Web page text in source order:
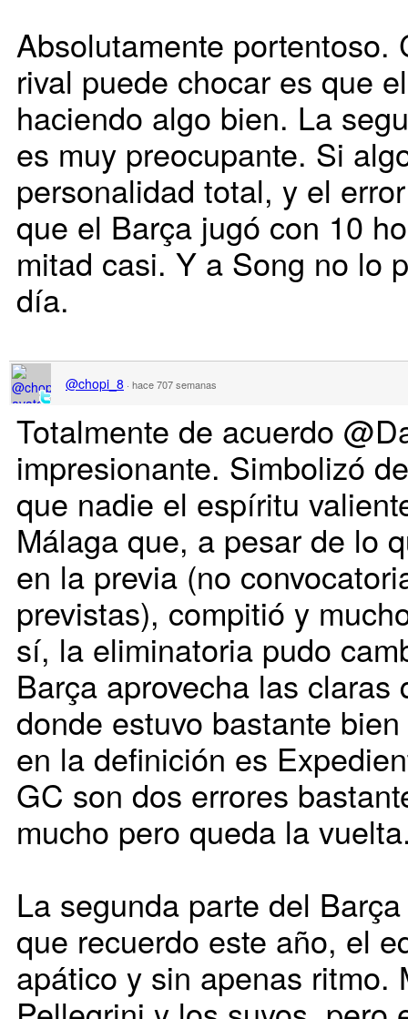
Absolutamente portentoso.
rival puede chocar es que
haciendo algo bien. La
es muy preocupante. Si
personalidad total, y el
que el Barça jugó con 10
mitad casi. Y a Song no lo
día.
@chopi_8 · hace 707 semanas
Totalmente de acuerdo
impresionante. Simbolizó
que nadie el espíritu
Málaga que, a pesar de lo
en la previa (no
previstas), compitió y
sí, la eliminatoria pudo
Barça aprovecha las
donde estuvo bastante
en la definición es
GC son dos errores
mucho pero queda la
La segunda parte del
que recuerdo este año, el
apático y sin apenas ritmo.